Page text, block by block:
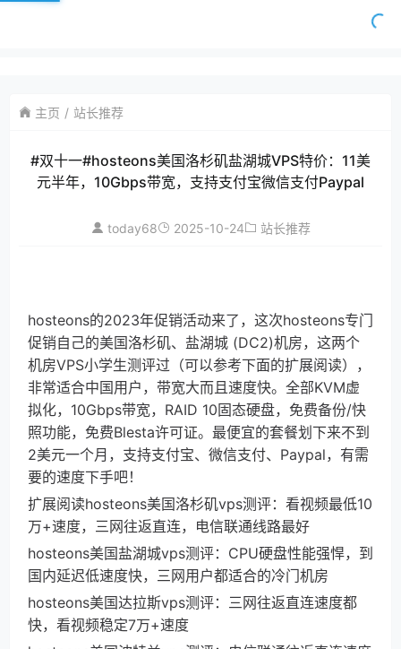
主页 站长推荐
#双十一#hosteons美国洛杉矶盐湖城VPS特价：11美
元半年，10Gbps带宽，支持支付宝微信支付Paypal
today68 2025-10-24 站长推荐
hosteons的2023年促销活动来了，这次hosteons专门
促销自己的美国洛杉矶、盐湖城 (DC2)机房，这两个
机房VPS小学生测评过（可以参考下面的扩展阅读），
非常适合中国用户，带宽大而且速度快。全部KVM虚
拟化，10Gbps带宽，RAID 10固态硬盘，免费备份/快
照功能，免费Blesta许可证。最便宜的套餐划下来不到
2美元一个月，支持支付宝、微信支付、Paypal，有需
要的速度下手吧！
扩展阅读hosteons美国洛杉矶vps测评：看视频最低10
万+速度，三网往返直连，电信联通线路最好
hosteons美国盐湖城vps测评：CPU硬盘性能强悍，到
国内延迟低速度快，三网用户都适合的冷门机房
hosteons美国达拉斯vps测评：三网往返直连速度都
快，看视频稳定7万+速度